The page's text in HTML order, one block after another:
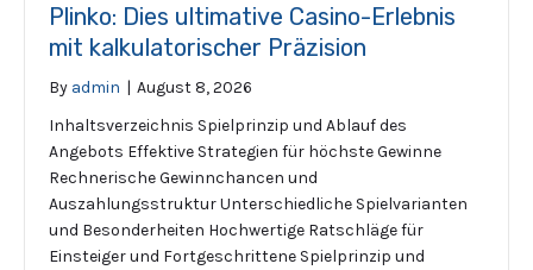
Plinko: Dies ultimative Casino-Erlebnis
mit kalkulatorischer Präzision
By admin | August 8, 2026
Inhaltsverzeichnis Spielprinzip und Ablauf des
Angebots Effektive Strategien für höchste Gewinne
Rechnerische Gewinnchancen und
Auszahlungsstruktur Unterschiedliche Spielvarianten
und Besonderheiten Hochwertige Ratschläge für
Einsteiger und Fortgeschrittene Spielprinzip und